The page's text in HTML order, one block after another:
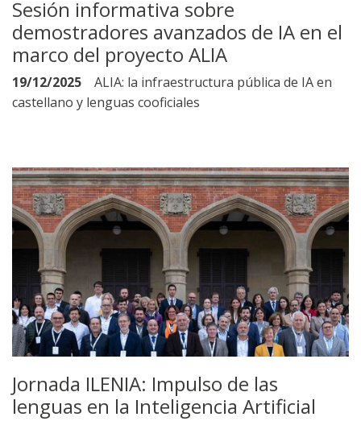
Sesión informativa sobre
demostradores avanzados de IA en el
marco del proyecto ALIA
19/12/2025
ALIA: la infraestructura pública de IA en
castellano y lenguas cooficiales
Jornada ILENIA: Impulso de las
lenguas en la Inteligencia Artificial